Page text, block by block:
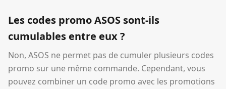
Les codes promo ASOS sont-ils
cumulables entre eux ?
Non, ASOS ne permet pas de cumuler plusieurs codes
promo sur une même commande. Cependant, vous
pouvez combiner un code promo avec les promotions